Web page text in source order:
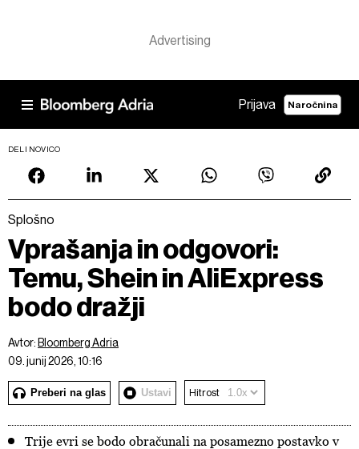
Prijava Naročnina
DELI NOVICO
Splošno
Vprašanja in odgovori:
Temu, Shein in AliExpress
bodo dražji
Avtor: Bloomberg Adria
09. junij 2026, 10:16
Preberi na glas Ustavi Hitrost
Trije evri se bodo obračunali na posamezno postavko v